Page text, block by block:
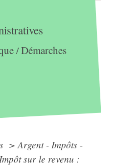
/Démarches
> Argent - Impôts -
Impôt sur le revenu :